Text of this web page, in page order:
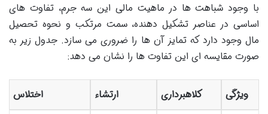
با وجود شباهت ها در ماهیت مالی این سه جرم، تفاوت های
اساسی در عناصر تشکیل دهنده، سمت مرتکب و نحوه تحصیل
مال وجود دارد که تمایز آن ها را ضروری می سازد. جدول زیر به
صورت مقایسه ای این تفاوت ها را نشان می دهد:
ویژگی کلاهبرداری ارتشاء اختلاس